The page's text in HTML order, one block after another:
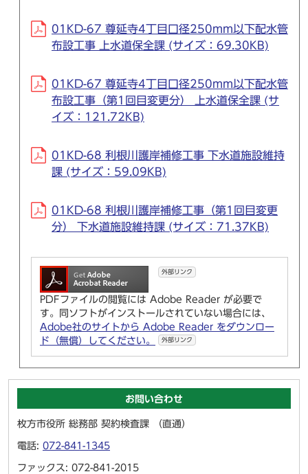
01KD-67 尊延寺4丁目口径250mm以下配水管
布設工事 上水道保全課 (サイズ：69.30KB)
01KD-67 尊延寺4丁目口径250mm以下配水管
布設工事（第1回目変更分） 上水道保全課 (サ
イズ：121.72KB)
01KD-68 利根川護岸補修工事 下水道施設維持
課 (サイズ：59.09KB)
01KD-68 利根川護岸補修工事（第1回目変更
分） 下水道施設維持課 (サイズ：71.37KB)
外部リンク
PDFファイルの閲覧には Adobe Reader が必要で
す。同ソフトがインストールされていない場合には、
Adobe社のサイトから Adobe Reader をダウンロー
ド（無償）してください。
外部リンク
お問い合わせ
枚方市役所 総務部 契約検査課 （直通）
電話: 072-841-1345
ファックス: 072-841-2015